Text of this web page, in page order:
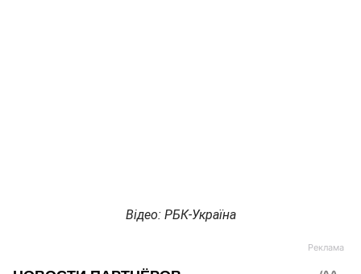
Відео: РБК-Україна